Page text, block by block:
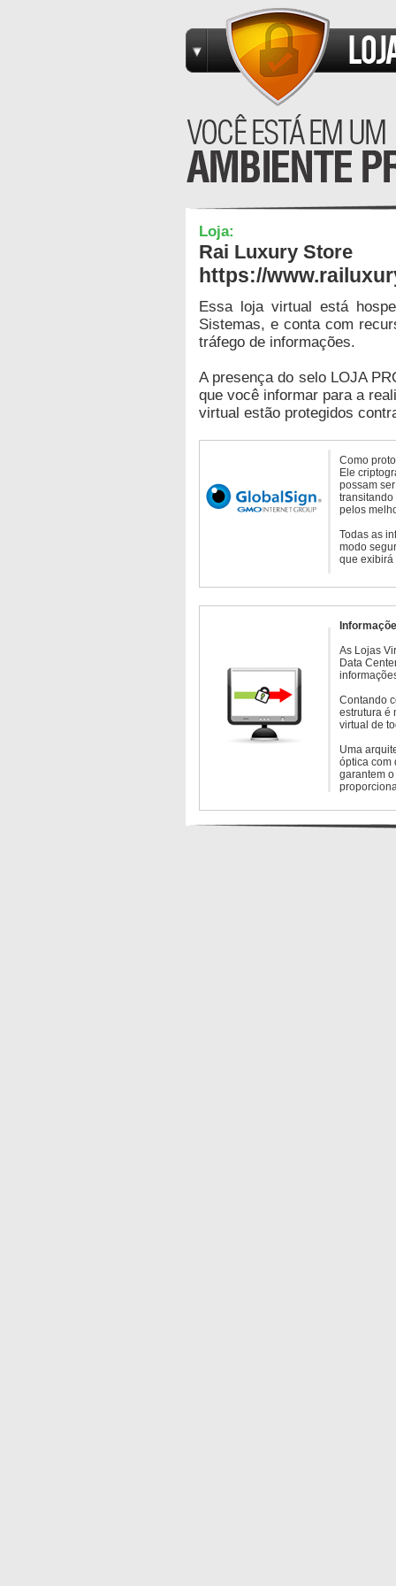
Loja:
Rai Luxury Store
https://
Essa loja virtual está
Sistemas, e conta com
tráfego de informações.
A presença do selo LOJA
que você informar para a
virtual estão protegidos
Como
Ele
possam
transitando
pelos
Todas as
modo
que exibirá
As Lojas
Data
Contando
estrutura é
virtual de
Uma
óptica com
garantem